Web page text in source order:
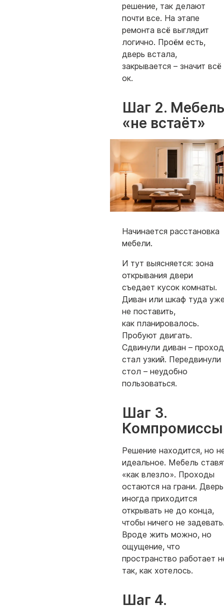
решение, так делают
почти все. На этапе
ремонта всё выглядит
логично. Проём есть,
дверь встала,
закрывается – значит всё
ок.
Шаг 2. Мебель
«не встаёт»
Начинается расстановка
мебели.
И тут выясняется: зона
открывания двери
съедает кусок комнаты.
Диван или шкаф туда
не поставить,
как планировалось.
Пробуют двигать.
Сдвинули диван – проход
стал узкий. Передвинули
стол – неудобно
пользоваться.
Шаг 3.
Компромиссы
Решение находится, но
идеальное. Мебель
«как влезло». Проходы
остаются на грани. Дверь
иногда приходится
открывать не до конца,
чтобы ничего не
Вроде жить можно, но
ощущение, что
пространство работает
так, как хотелось.
Шаг 4.